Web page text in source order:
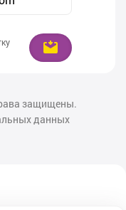
защищены.
данных